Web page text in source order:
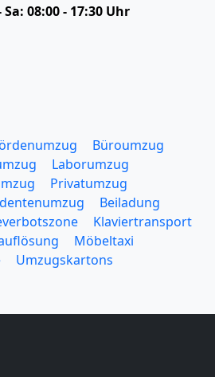
Sa: 08:00 - 17:30 Uhr
Büroumzug
Laborumzug
Privatumzug
Beiladung
Klaviertransport
Möbeltaxi
Umzugskartons